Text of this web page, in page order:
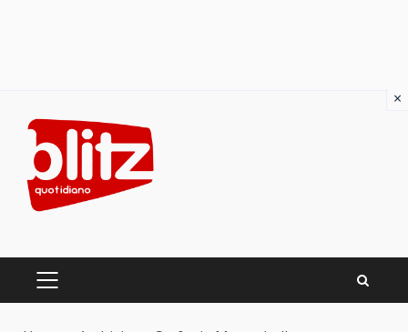
content
PRIMARY
×